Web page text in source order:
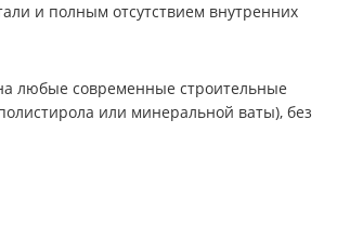
и полным отсутствием внутренних
любые современные строительные
или минеральной ваты), без